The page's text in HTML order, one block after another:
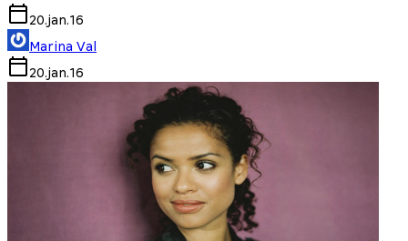
20.jan.16
Marina Val
20.jan.16